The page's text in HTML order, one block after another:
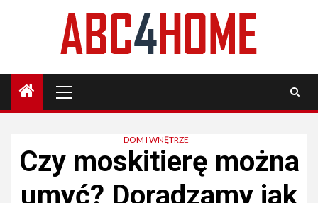
Menu
DOM I WNĘTRZE
Czy moskitierę można
umyć? Doradzamy jak